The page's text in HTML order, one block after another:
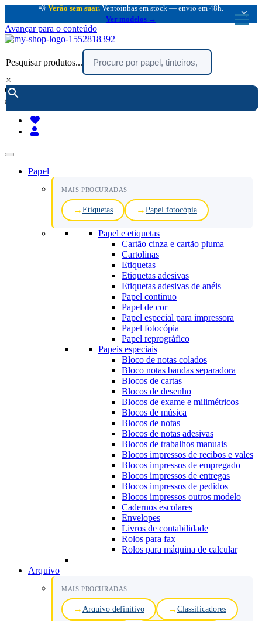
💨 Verão sem suar. Ventoinhas em stock — envio em 48h.
Ver modelos →
×
Avançar para o conteúdo
Pesquisar produtos...
×
encomendar por telefone :
(chamada rede fixa nacional)
Papel
MAIS PROCURADAS
Etiquetas Papel fotocópia
Papel e etiquetas
Cartão cinza e cartão pluma
Cartolinas
Etiquetas
Etiquetas adesivas
Etiquetas adesivas de anéis
Papel continuo
Papel de cor
Papel especial para impressora
Papel fotocópia
Papel reprográfico
Papeis especiais
Bloco de notas colados
Bloco notas bandas separadora
Blocos de cartas
Blocos de desenho
Blocos de exame e milimétricos
Blocos de música
Blocos de notas
Blocos de notas adesivas
Blocos de trabalhos manuais
Blocos impressos de recibos e vales
Blocos impressos de empregado
Blocos impressos de entregas
Blocos impressos de pedidos
Blocos impressos outros modelo
Cadernos escolares
Envelopes
Livros de contabilidade
Rolos para fax
Rolos para máquina de calcular
Arquivo
MAIS PROCURADAS
Arquivo definitivo Classificadores